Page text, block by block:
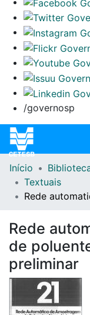
/governosp
Home
Repositório
Doações/
Fale Conosco
Início
Textuais
Rede
Rede
de
preliminar